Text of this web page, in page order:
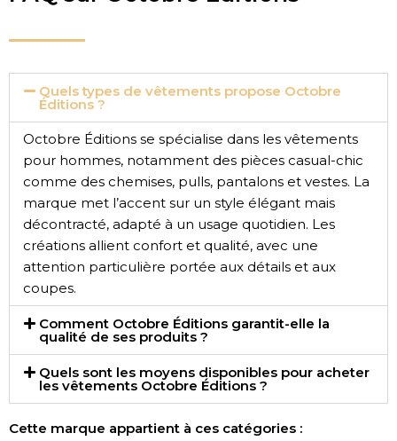
Quels types de vêtements propose Octobre
Éditions ?
Octobre Éditions se spécialise dans les vêtements
pour hommes, notamment des pièces casual-chic
comme des chemises, pulls, pantalons et vestes. La
marque met l’accent sur un style élégant mais
décontracté, adapté à un usage quotidien. Les
créations allient confort et qualité, avec une
attention particulière portée aux détails et aux
coupes.
Comment Octobre Éditions garantit-elle la
qualité de ses produits ?
Quels sont les moyens disponibles pour acheter
les vêtements Octobre Éditions ?
Cette marque appartient à ces catégories :